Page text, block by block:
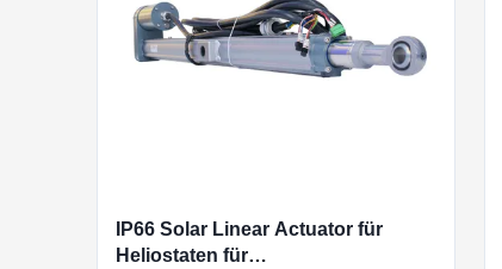
IP66 Solar Linear Actuator für
Heliostaten für